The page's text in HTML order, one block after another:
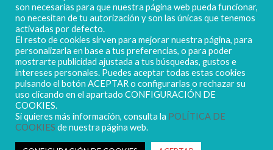
POLIGONO CAMPORROSO P-D, Nº4
02520 - CHINCHILLA DE MONTEARAGÓN
(ALBACETE) Spain
Tel. + 34 967 218 812 - info@abr.com.es
Copyright ALBARULO © 2020 | Todos los derechos reservados
son necesarias para que nuestra página web pueda funcionar,
no necesitan de tu autorización y son las únicas que tenemos
activadas por defecto.
El resto de cookies sirven para mejorar nuestra página, para
personalizarla en base a tus preferencias, o para poder
mostrarte publicidad ajustada a tus búsquedas, gustos e
intereses personales. Puedes aceptar todas estas cookies
pulsando el botón ACEPTAR o configurarlas o rechazar su
uso clicando en el apartado CONFIGURACIÓN DE
COOKIES.
Si quieres más información, consulta la POLÍTICA DE
COOKIES de nuestra página web.